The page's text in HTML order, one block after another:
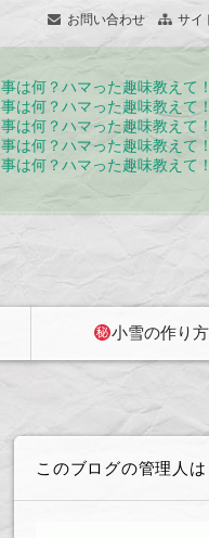
お問い合わせ サイ
は何？ハマった趣味教えて
は何？ハマった趣味教えて
は何？ハマった趣味教えて
は何？ハマった趣味教えて
は何？ハマった趣味教えて
小雪の作り方
このブログの管理人は